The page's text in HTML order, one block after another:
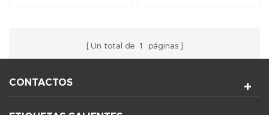
Un total de 1 páginas
CONTACTOS